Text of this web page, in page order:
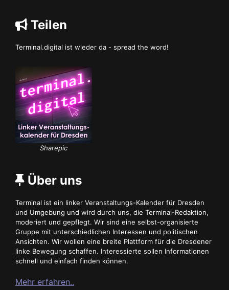
Teilen
Terminal.digital ist wieder da - spread the word!
Sharepic
Über uns
Terminal ist ein linker Veranstaltungs-Kalender für Dresden
und Umgebung und wird durch uns, die Terminal-Redaktion,
moderiert und gepflegt. Wir sind eine selbst-organisierte
Gruppe mit unterschiedlichen Interessen und politischen
Ansichten. Wir wollen eine breite Plattform für die Dresdener
linke Bewegung schaffen. Interessierte sollen Informationen
schnell und einfach finden können.
Mehr erfahren..